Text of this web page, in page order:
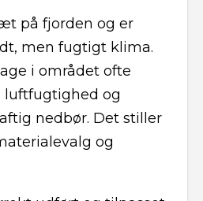
på fjorden og er
men fugtigt klima.
i området ofte
og
nedbør. Det stiller
og